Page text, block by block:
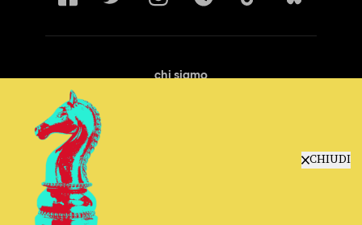
CHIUDI
chi siamo